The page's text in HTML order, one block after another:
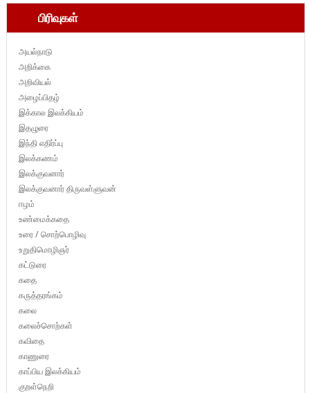
பிரிவுகள்
அயல்நாடு
அறிக்கை
அறிவியல்
அழைப்பிதழ்
இக்கால இலக்கியம்
இதழுரை
இந்தி எதிர்ப்பு
இலக்கணம்
இலக்குவனார்
இலக்குவனார் திருவள்ளுவன்
ஈழம்
உண்மைக்கதை
உரை / சொற்பொழிவு
உறுதிமொழிஞர்
கட்டுரை
கதை
கருத்தரங்கம்
கலை
கலைச்சொற்கள்
கவிதை
காணுரை
காப்பிய இலக்கியம்
குறள்நெறி